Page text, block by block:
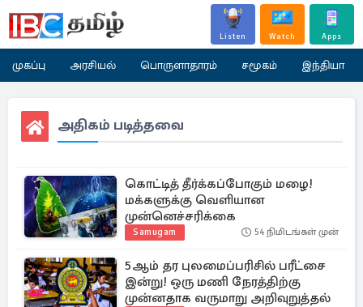
Listen Watch Apps
முகப்பு அரசியல் பொருளாதாரம் சமூகம் இந்தியா
அதிகம் படித்தவை
கொட்டித் தீர்க்கப்போகும் மழை!
மக்களுக்கு வெளியான
முன்னெச்சரிக்கை
Samugam 54 நிமிடங்கள் முன்
5ஆம் தர புலமைப்பரிசில் பரீட்சை
இன்று! ஒரு மணி நேரத்திற்கு
முன்னதாக வருமாறு அறிவுறுத்தல்